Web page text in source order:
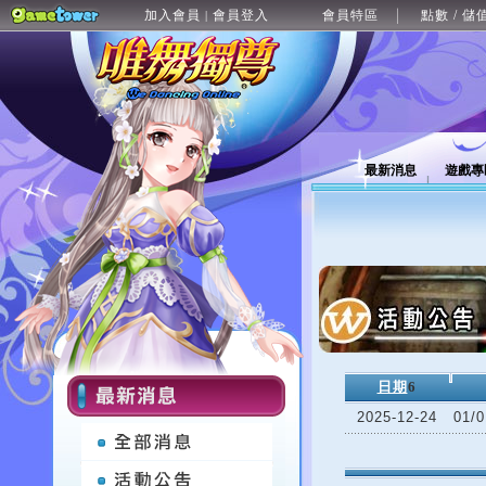
加入會員 | 會員登入 會員特區 點數 / 儲
最新消息 遊戲
日期 6
2025-12-24
01/